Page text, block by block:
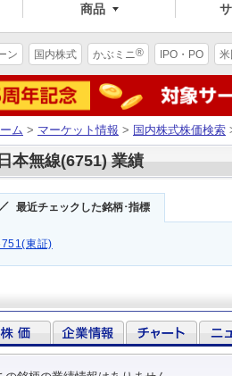
商品
ン 国内株式 かぶミニ® IPO・PO
ム > マーケット情報 > 国内株式株価検索
本無線(6751) 業績
最近チェックした銘柄･指標
東証)